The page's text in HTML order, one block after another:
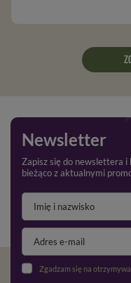
Newsletter
Zapisz się do newslettera i
bieżąco z aktualnymi
Zgadzam się na otrzymywanie wiadomości